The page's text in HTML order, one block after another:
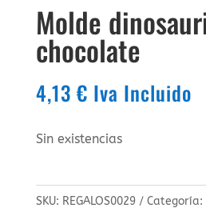
Molde
chocolate
4,13 € Iva Incluido
Sin existencias
SKU: REGALOS0029 Categoría: